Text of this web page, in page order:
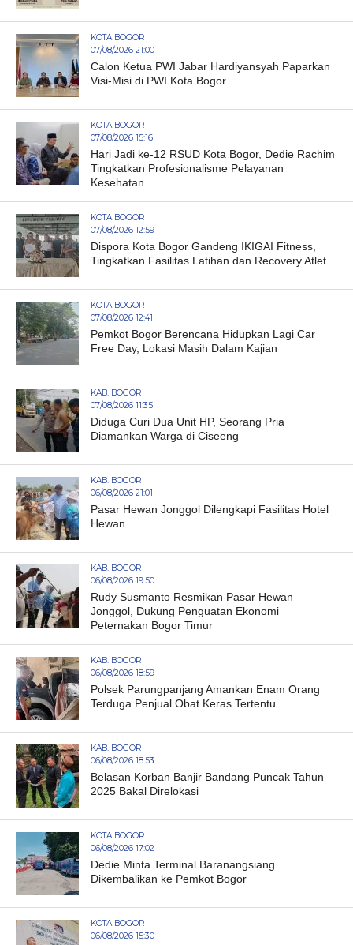
KOTA BOGOR
07/08/2026 21:00
Calon Ketua PWI Jabar Hardiyansyah Paparkan
Visi-Misi di PWI Kota Bogor
KOTA BOGOR
07/08/2026 15:16
Hari Jadi ke-12 RSUD Kota Bogor, Dedie Rachim
Tingkatkan Profesionalisme Pelayanan
Kesehatan
KOTA BOGOR
07/08/2026 12:59
Dispora Kota Bogor Gandeng IKIGAI Fitness,
Tingkatkan Fasilitas Latihan dan Recovery Atlet
KOTA BOGOR
07/08/2026 12:41
Pemkot Bogor Berencana Hidupkan Lagi Car
Free Day, Lokasi Masih Dalam Kajian
KAB. BOGOR
07/08/2026 11:35
Diduga Curi Dua Unit HP, Seorang Pria
Diamankan Warga di Ciseeng
KAB. BOGOR
06/08/2026 21:01
Pasar Hewan Jonggol Dilengkapi Fasilitas Hotel
Hewan
KAB. BOGOR
06/08/2026 19:50
Rudy Susmanto Resmikan Pasar Hewan
Jonggol, Dukung Penguatan Ekonomi
Peternakan Bogor Timur
KAB. BOGOR
06/08/2026 18:59
Polsek Parungpanjang Amankan Enam Orang
Terduga Penjual Obat Keras Tertentu
KAB. BOGOR
06/08/2026 18:53
Belasan Korban Banjir Bandang Puncak Tahun
2025 Bakal Direlokasi
KOTA BOGOR
06/08/2026 17:02
Dedie Minta Terminal Baranangsiang
Dikembalikan ke Pemkot Bogor
KOTA BOGOR
06/08/2026 15:30